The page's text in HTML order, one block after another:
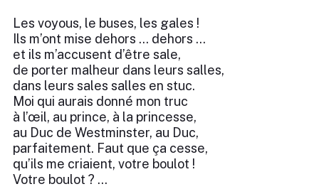
Les voyous, le buses, les gales !
Ils m’ont mise dehors … dehors …
et ils m’accusent d’être sale,
de porter malheur dans leurs salles,
dans leurs sales salles en stuc.
Moi qui aurais donné mon truc
à l’œil, au prince, à la princesse,
au Duc de Westminster, au Duc,
parfaitement. Faut que ça cesse,
qu’ils me criaient, votre boulot !
Votre boulot ? ...